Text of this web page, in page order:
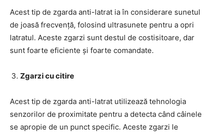
Acest tip de zgarda anti-latrat ia în considerare sunetul
de joasă frecvență, folosind ultrasunete pentru a opri
latratul. Aceste zgarzi sunt destul de costisitoare, dar
sunt foarte eficiente și foarte comandate.
Zgarzi cu citire
Acest tip de zgarda anti-latrat utilizează tehnologia
senzorilor de proximitate pentru a detecta când câinele
se apropie de un punct specific. Aceste zgarzi le